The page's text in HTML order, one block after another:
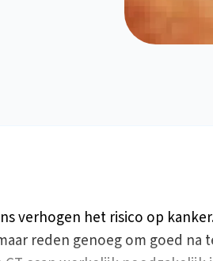
verhogen het risico op
reden genoeg om goed na